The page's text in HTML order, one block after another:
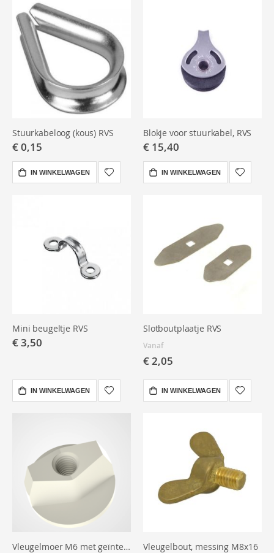
Stuurkabeloog (kous) RVS
€ 0,15
IN WINKELWAGEN
Blokje voor stuurkabel, RVS
€ 15,40
IN WINKELWAGEN
Mini beugeltje RVS
€ 3,50
IN WINKELWAGEN
Slotboutplaatje RVS
Vanaf
€ 2,05
IN WINKELWAGEN
Vleugelmoer M6 met geïntegreerde ring – Polyamide Vleugelbout, messing M8x16